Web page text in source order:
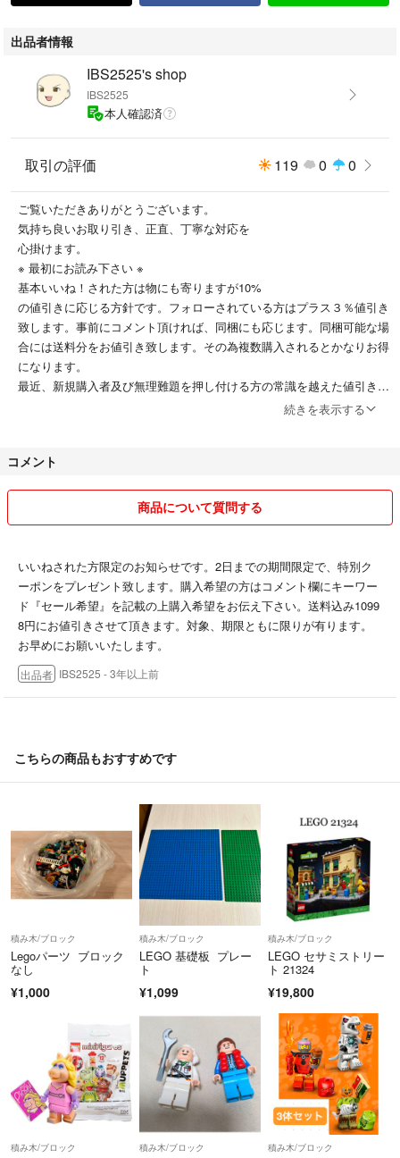
出品者情報
IBS2525's shop
IBS2525
本人確認済
取引の評価 119 0 0
ご覧いただきありがとうございます。
気持ち良いお取り引き、正直、丁寧な対応を
心掛けます。
※ 最初にお読み下さい ※
基本いいね！された方は物にも寄りますが10%
の値引きに応じる方針です。フォローされている方はプラス３％値引き
致します。事前にコメント頂ければ、同梱にも応じます。同梱可能な場
合には送料分をお値引き致します。その為複数購入されるとかなりお得
になります。
最近、新規購入者及び無理難題を押し付ける方の常識を越えた値引き希
望、商品情報を未読での質問、購入後の連絡なしや音信不通が発生して
商品詳細や注意事項などを必ずよく読んでから
ご購入をお願い致します。
最近説明文を読まずに購入される方が多いですがしっかりと理解されて
の購入をお願いいたします。
そのような方に対しては厳しく当方も対処させていただきます。
当方で扱う出品物は主に中古です。中古ですので、新品同様の品質は求
めないで下さい。また業者ではありませんので、使用によるサポートも
しておりません。
中古品、短時間のチェックのため輸送中に動作が変わることがたまにあ
すべてご理解の上よろしくお願いいたします。
↓ご購入を検討くださる皆様へ↓
○:商品等についての質問(分かる限りお答え
します)
○:即購入(交渉中であっても優先させていた
だきます)
だきます)
△:お取り置き、専用ページはコメントにて事前 にご相談が有った場
合には応じます。
お取り置き、専用ページの条件として必ず購 入して頂ける方のみと
❌:配送に関する指定、そして、すり替え防止
の為、返品は受け付けません。
以上の内容をご理解の上でご検討を宜しくお願いします。
続きを表示する
コメント
商品について質問する
いいねされた方限定のお知らせです。2日までの期間限定で、特別ク
ーポンをプレゼント致します。購入希望の方はコメント欄にキーワー
ド『セール希望』を記載の上購入希望をお伝え下さい。送料込み1099
8円にお値引きさせて頂きます。対象、期限ともに限りが有ります。
お早めにお願いいたします。
出品者 IBS2525 - 3年以上前
こちらの商品もおすすめです
積み木/ブロック
Legoパーツ ブロック
なし
¥1,000
積み木/ブロック
LEGO 基礎板 プレー
ト
¥1,099
積み木/ブロック
LEGO セサミストリー
ト 21324
¥19,800
積み木/ブロック 積み木/ブロック 積み木/ブロック